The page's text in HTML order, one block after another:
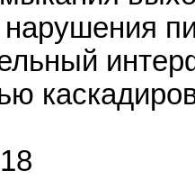
нарушения